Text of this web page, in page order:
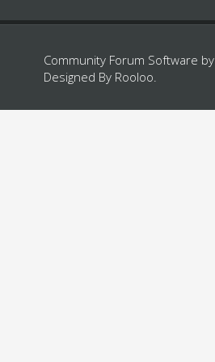
Community Forum Software by
Designed By Rooloo.